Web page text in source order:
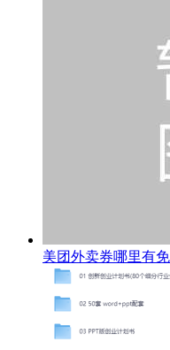
美团外卖券哪里有